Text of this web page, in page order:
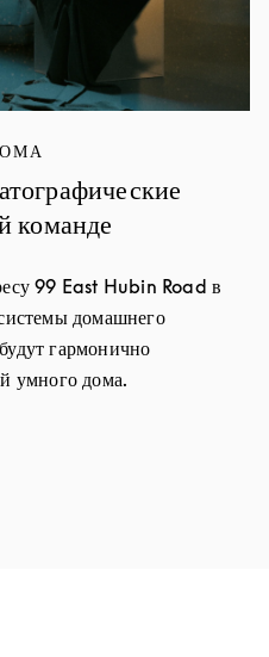
команде
99 East Hubin Road в
домашнего
гармонично
умного дома.
Tab